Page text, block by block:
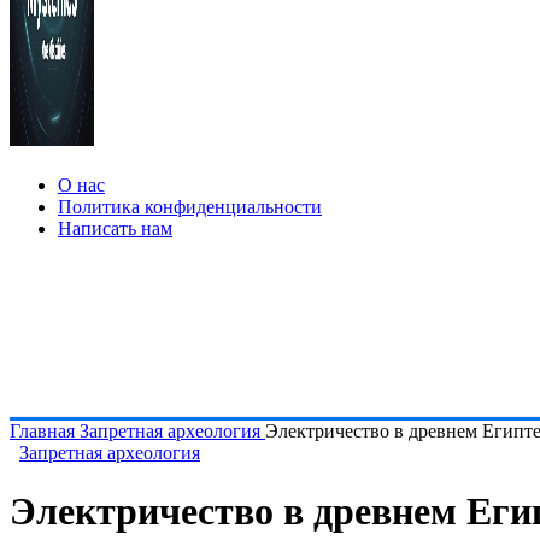
О нас
Политика конфиденциальности
Написать нам
Главная Запретная археология Электричество в древнем
Запретная археология
Электричество в древнем